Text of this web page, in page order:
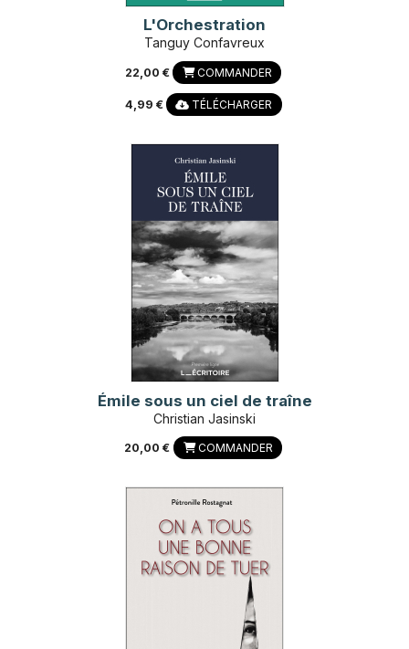
L'Orchestration
Tanguy Confavreux
22,00 € COMMANDER
4,99 € TÉLÉCHARGER
Émile sous un ciel de traîne
Christian Jasinski
20,00 € COMMANDER